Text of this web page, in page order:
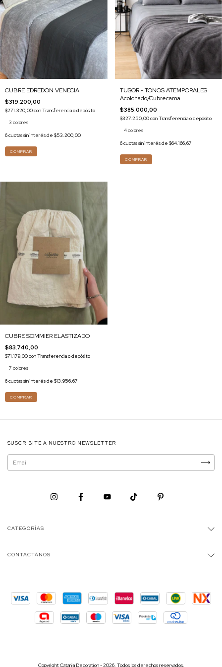
CUBRE EDREDON VENECIA
$319.200,00
$271.320,00conTransferencia o depósito
3 colores
6cuotas sin interés de $53.200,00
COMPRAR
TUSOR - TONOS ATEMPORALES
Acolchado/Cubrecama
$385.000,00
$327.250,00conTransferencia o depósito
4 colores
6cuotas sin interés de $64.166,67
COMPRAR
CUBRE SOMMIER ELASTIZADO
$83.740,00
$71.179,00conTransferencia o depósito
7 colores
6cuotas sin interés de $13.956,67
COMPRAR
SUSCRIBITE A NUESTRO NEWSLETTER
CATEGORÍAS
CONTACTÁNOS
Copyright Catania Decoration - 2026. Todos los derechos reservados.